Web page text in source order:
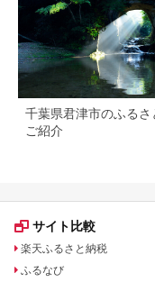
千葉県君津市のふるさ
ご紹介
サイト比較
楽天ふるさと納税
ふるなび